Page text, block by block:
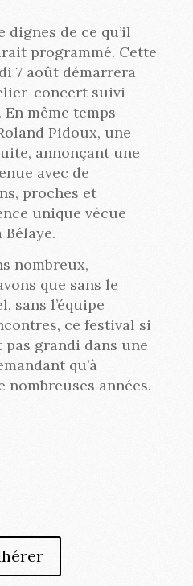
dignes de ce qu’il
programmé. Cette
7 août démarrera
concert suivi
En même temps
Pidoux, une
annonçant une
avec de
proches et
unique vécue
Bélaye.
nombreux,
que sans le
sans l’équipe
ce festival si
grandi dans une
qu’à
nombreuses années.